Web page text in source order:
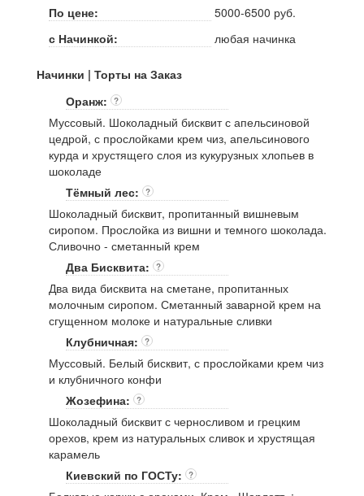
По цене:
5000-6500 руб.
с Начинкой:
любая начинка
Начинки | Торты на Заказ
Оранж:
?
Муссовый. Шоколадный бисквит с апельсиновой
цедрой, с прослойками крем чиз, апельсинового
курда и хрустящего слоя из кукурузных хлопьев в
шоколаде
Тёмный лес:
?
Шоколадный бисквит, пропитанный вишневым
сиропом. Прослойка из вишни и темного шоколада.
Сливочно - сметанный крем
Два Бисквита:
?
Два вида бисквита на сметане, пропитанных
молочным сиропом. Сметанный заварной крем на
сгущенном молоке и натуральные сливки
Клубничная:
?
Муссовый. Белый бисквит, с прослойками крем чиз
и клубничного конфи
Жозефина:
?
Шоколадный бисквит с черносливом и грецким
орехов, крем из натуральных сливок и хрустящая
карамель
Киевский по ГОСТу:
?